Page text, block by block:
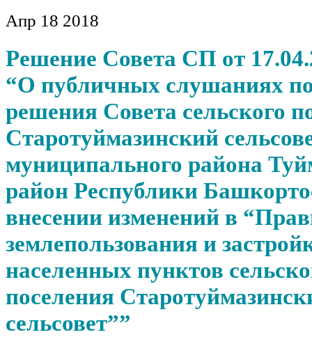
Апр 18 2018
Решение Совета СП от
“О публичных слушаниях
решения Совета сельского
Старотуймазинский
муниципального района
район Республики
внесении изменений в
землепользования и
населенных пунктов
поселения
сельсовет””